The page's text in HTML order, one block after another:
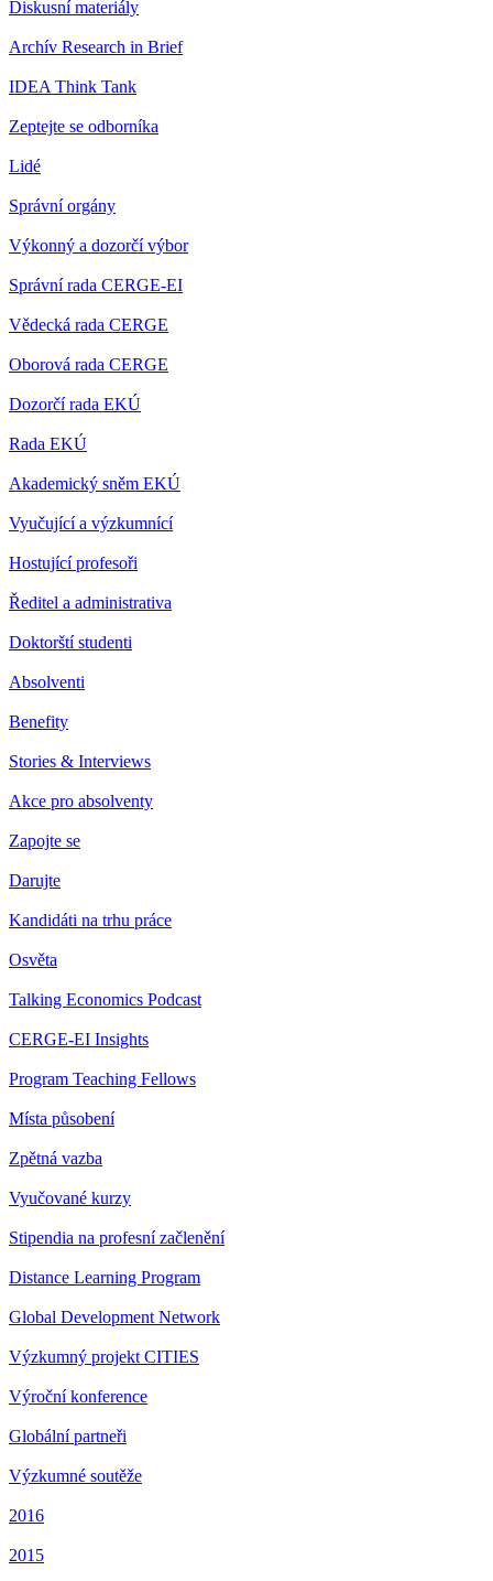
Diskusní materiály
Archív Research in Brief
IDEA Think Tank
Zeptejte se odborníka
Lidé
Správní orgány
Výkonný a dozorčí výbor
Správní rada CERGE-EI
Vědecká rada CERGE
Oborová rada CERGE
Dozorčí rada EKÚ
Rada EKÚ
Akademický sněm EKÚ
Vyučující a výzkumnící
Hostující profesoři
Ředitel a administrativa
Doktorští studenti
Absolventi
Benefity
Stories & Interviews
Akce pro absolventy
Zapojte se
Darujte
Kandidáti na trhu práce
Osvěta
Talking Economics Podcast
CERGE-EI Insights
Program Teaching Fellows
Místa působení
Zpětná vazba
Vyučované kurzy
Stipendia na profesní začlenění
Distance Learning Program
Global Development Network
Výzkumný projekt CITIES
Výroční konference
Globální partneři
Výzkumné soutěže
2016
2015